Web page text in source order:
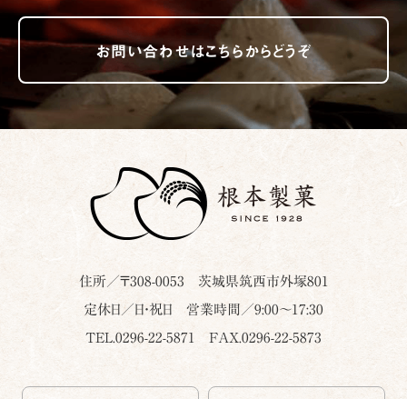
お問い合わせはこちらからどうぞ
住所／〒308-0053 茨城県筑西市外塚801
定休日／日・祝日 営業時間／9:00～17:30
TEL.0296-22-5871 FAX.0296-22-5873